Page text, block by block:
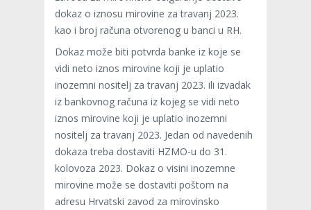
dokaz o iznosu mirovine za travanj 2023.
kao i broj računa otvorenog u banci u RH.
Dokaz može biti potvrda banke iz koje se
vidi neto iznos mirovine koji je uplatio
inozemni nositelj za travanj 2023. ili izvadak
iz bankovnog računa iz kojeg se vidi neto
iznos mirovine koji je uplatio inozemni
nositelj za travanj 2023. Jedan od navedenih
dokaza treba dostaviti HZMO-u do 31.
kolovoza 2023. Dokaz o visini inozemne
mirovine može se dostaviti poštom na
adresu Hrvatski zavod za mirovinsko